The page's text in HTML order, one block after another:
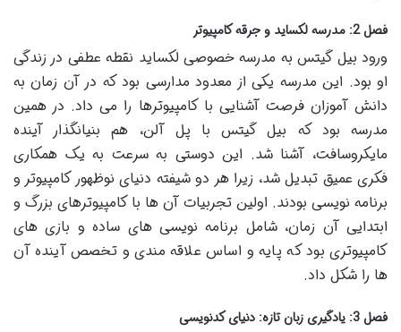
فصل 2: مدرسه لکساید و جرقه کامپیوتر
ورود بیل گیتس به مدرسه خصوصی لکساید نقطه عطفی در زندگی
او بود. این مدرسه یکی از معدود مدارسی بود که در آن زمان به
دانش آموزان فرصت آشنایی با کامپیوترها را می داد. در همین
مدرسه بود که بیل گیتس با پل آلن، هم بنیانگذار آینده
مایکروسافت، آشنا شد. این دوستی به سرعت به یک همکاری
فکری عمیق تبدیل شد، زیرا هر دو شیفته دنیای نوظهور کامپیوتر و
برنامه نویسی بودند. اولین تجربیات آن ها با کامپیوترهای بزرگ و
ابتدایی آن زمان، شامل برنامه نویسی های ساده و بازی های
کامپیوتری بود که پایه و اساس علاقه مندی و تخصص آینده آن
ها را شکل داد.
فصل 3: یادگیری زبان تازه: دنیای کدنویسی